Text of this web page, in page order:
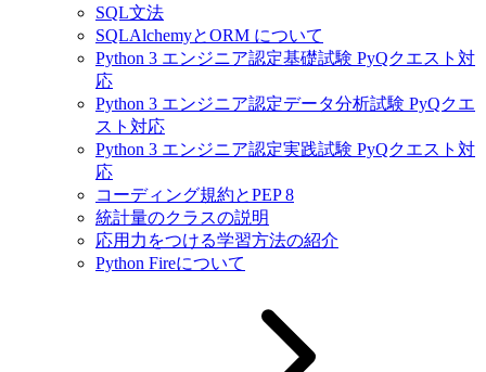
SQL文法
SQLAlchemyとORM について
Python 3 エンジニア認定基礎試験 PyQクエスト対
応
Python 3 エンジニア認定データ分析試験 PyQクエ
スト対応
Python 3 エンジニア認定実践試験 PyQクエスト対
応
コーディング規約とPEP 8
統計量のクラスの説明
応用力をつける学習方法の紹介
Python Fireについて